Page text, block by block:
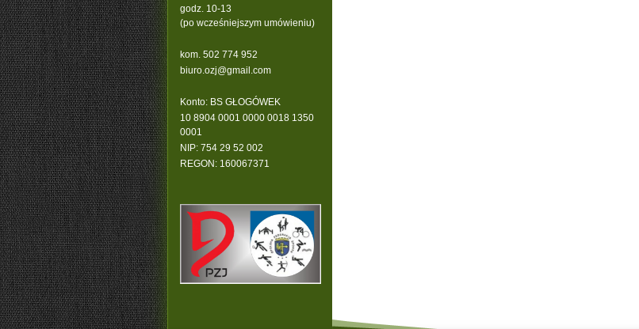
godz. 10-13
(po wcześniejszym umówieniu)
kom. 502 774 952
biuro.ozj@gmail.com
Konto: BS GŁOGÓWEK
10 8904 0001 0000 0018 1350
0001
NIP: 754 29 52 002
REGON: 160067371